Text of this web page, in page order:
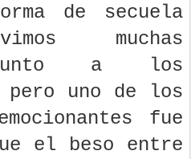
de secuela
muchas
junto a los
uno de los
fue
el beso entre